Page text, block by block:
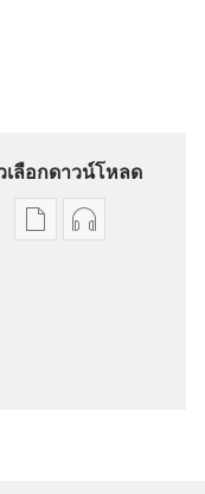
เลือกดาวน์โหลด
ตัว
ตัว